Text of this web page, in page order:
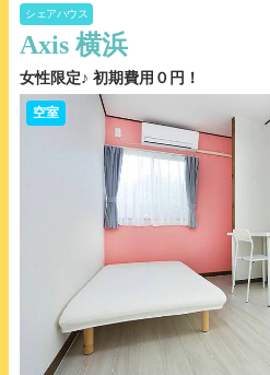
シェアハウス
Axis 横浜
女性限定♪ 初期費用０円！
空室